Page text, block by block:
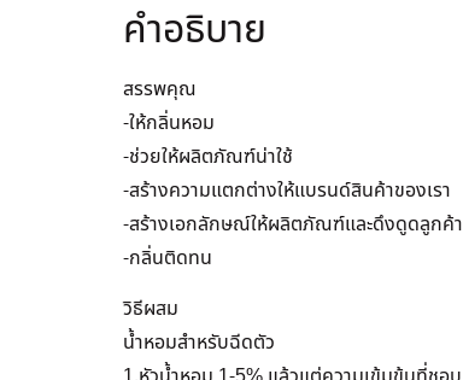
คำอธิบาย
สรรพคุณ
-ให้กลิ่นหอม
-ช่วยให้ผลิตภัณฑ์น่าใช้
-สร้างความแตกต่างให้แบรนด์สินค้าของเรา
-สร้างเอกลักษณ์ให้ผลิตภัณฑ์และดึงดูดลูกค้า
-กลิ่นติดทน
วิธีผสม
น้ำหอมสำหรับฉีดตัว